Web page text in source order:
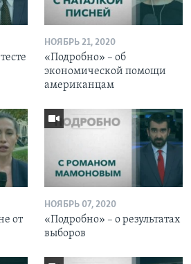
НОЯБРЬ 21, 2020
«Подробно» – об
экономической помощи
американцам
от
НОЯБРЬ 07, 2020
«Подробно» – о результатах
выборов